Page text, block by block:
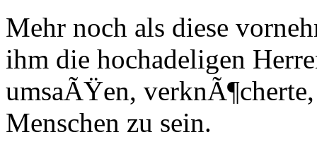
Mehr noch als diese
ihm die hochadeligen
umsaÃŸen,
Menschen zu sein.